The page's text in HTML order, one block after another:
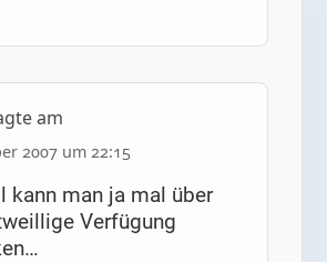
am
2007 um 22:15
kann man ja mal über
Verfügung